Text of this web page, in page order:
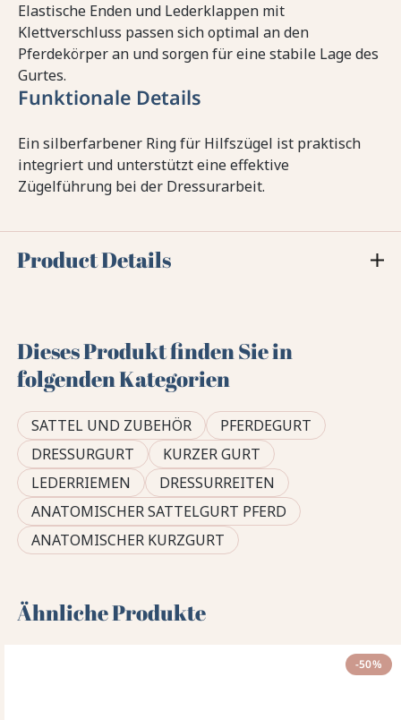
Elastische Enden und Lederklappen mit
Klettverschluss passen sich optimal an den
Pferdekörper an und sorgen für eine stabile Lage des
Gurtes.
Funktionale Details
Ein silberfarbener Ring für Hilfszügel ist praktisch
integriert und unterstützt eine effektive
Zügelführung bei der Dressurarbeit.
Product Details
Dieses Produkt finden Sie in
folgenden Kategorien
SATTEL UND ZUBEHÖR
PFERDEGURT
DRESSURGURT
KURZER GURT
LEDERRIEMEN
DRESSURREITEN
ANATOMISCHER SATTELGURT PFERD
ANATOMISCHER KURZGURT
Ähnliche Produkte
-50%